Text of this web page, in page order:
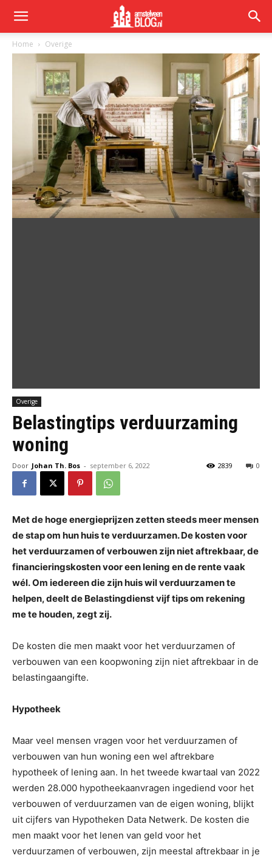
Home Overige
Overige
Belastingtips verduurzaming
woning
Door Johan Th. Bos - september 6, 2022 0
2839
Met de hoge energieprijzen zetten steeds meer mensen
de stap om hun huis te verduurzamen. De kosten voor
het verduurzamen of verbouwen zijn niet aftrekbaar, de
financieringskosten voor een lening en de rente vaak
wél.Om iedereen die zijn huis wil verduurzamen te
helpen, deelt de Belastingdienst vijf tips om rekening
me te houden, zegt zij.
De kosten die men maakt voor het verduurzamen of
verbouwen van een koopwoning zijn niet aftrekbaar in de
belastingaangifte.
Hypotheek
Maar veel mensen vragen voor het verduurzamen of
verbouwen van hun woning een wel aftrekbare
hypotheek of lening aan. In het tweede kwartaal van 2022
werden 28.000 hypotheekaanvragen ingediend voor het
verbouwen of verduurzamen van de eigen woning, blijkt
uit cijfers van Hypotheken Data Netwerk. De kosten die
men maakt voor het lenen van geld voor het
verduurzamen of verbouwen, zijn meestal aftrekbaar in je